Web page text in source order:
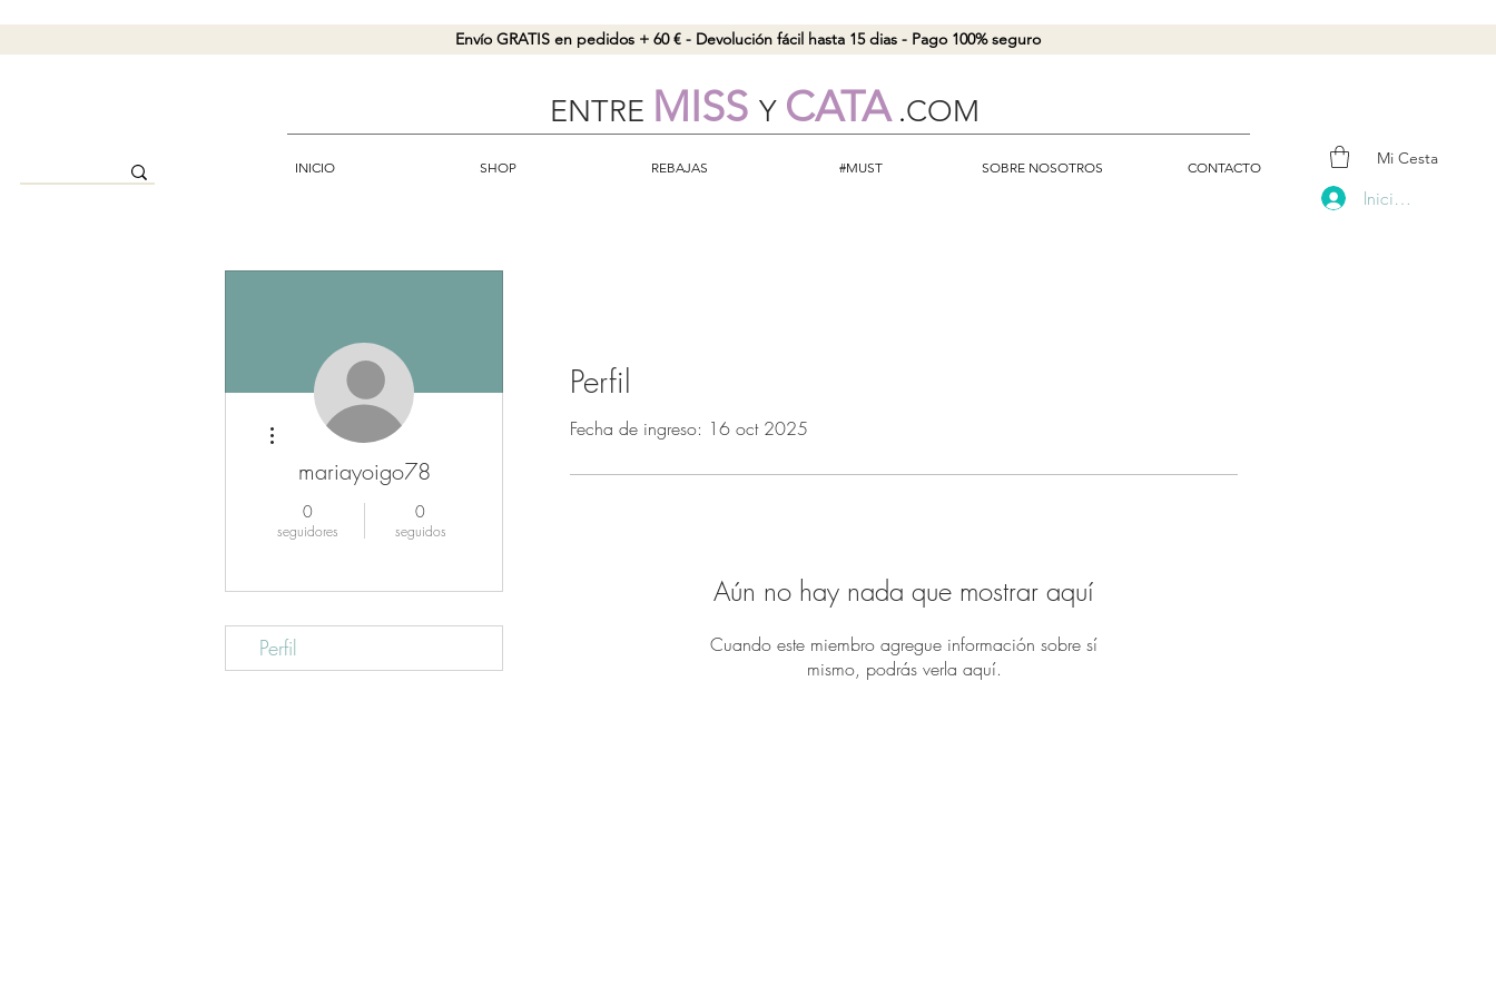
Envío GRATIS en pedidos + 60 € - Devolución fácil hasta 15 dias - Pago 100% seguro
ENTRE MISS Y CATA.COM
INICIO SHOP REBAJAS #MUST SOBRE NOSOTROS CONTACTO Mi Cesta
Iniciar sesión
Perfil
Fecha de ingreso: 16 oct 2025
Aún no hay nada que mostrar aquí
Cuando este miembro agregue información sobre sí
mismo, podrás verla aquí.
mariayoigo78
0
seguidores
0
seguidos
Más acciones
Perfil